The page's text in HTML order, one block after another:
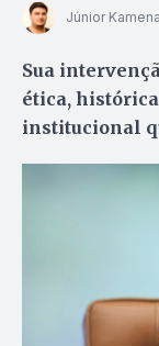
Júnior
Sua
ética,
institucional